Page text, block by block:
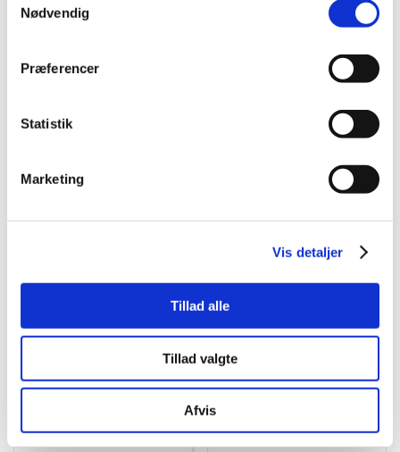
Nødvendig
Præferencer
Statistik
Marketing
Vis detaljer
Tillad alle
Tillad valgte
Afvis
Stå og Flangelejer
Bedst sælgende i Produkter